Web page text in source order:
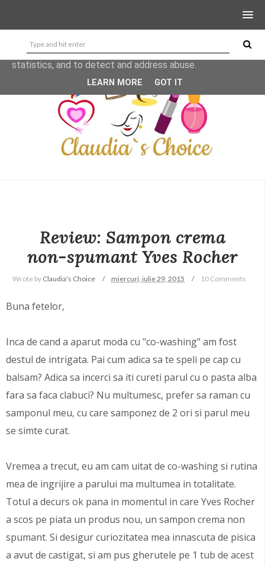
Review: Sampon crema
non-spumant Yves Rocher
Wrote by Claudia's Choice miercuri, iulie 29, 2015 10 Comments
Buna fetelor,
Inca de cand a aparut moda cu "co-washing" am fost
destul de intrigata. Pai cum adica sa te speli pe cap cu
balsam? Adica sa incerci sa iti cureti parul cu o pasta alba
fara sa faca clabuci? Nu multumesc, prefer sa raman cu
samponul meu, cu care samponez de 2 ori si parul meu
se simte curat.
Vremea a trecut, eu am cam uitat de co-washing si rutina
mea de ingrijire a parului ma multumea in totalitate.
Totul a decurs ok pana in momentul in care Yves Rocher
a scos pe piata un produs nou, un sampon crema non
spumant. Si desigur curiozitatea mea innascuta de pisica
a avut de castigat, si am pus gherutele pe 1 tub de acest
This site uses cookies from Google to deliver its services
and to analyze traffic. Your IP address and user-agent are
shared with Google along with performance and security
metrics to ensure quality of service, generate usage
statistics, and to detect and address abuse.
LEARN MORE GOT IT